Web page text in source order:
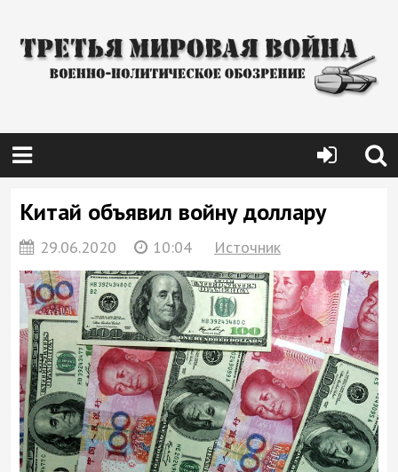
Китай объявил войну доллару
29.06.2020 10:04 Источник